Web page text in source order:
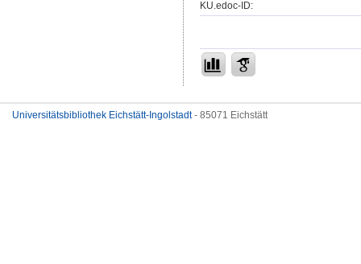
KU.edoc-ID:
Universitätsbibliothek Eichstätt-Ingolstadt- 85071 Eichstätt